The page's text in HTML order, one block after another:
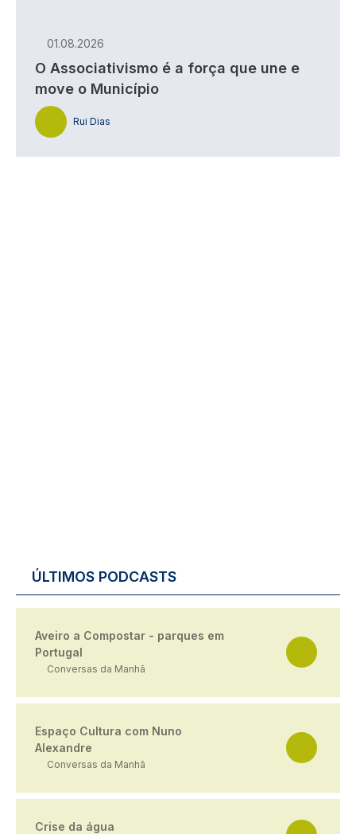
01.08.2026
O Associativismo é a força que une e
move o Município
Rui Dias
ÚLTIMOS PODCASTS
Aveiro a Compostar - parques em
Portugal
Conversas da Manhã
Espaço Cultura com Nuno
Alexandre
Conversas da Manhã
Crise da água